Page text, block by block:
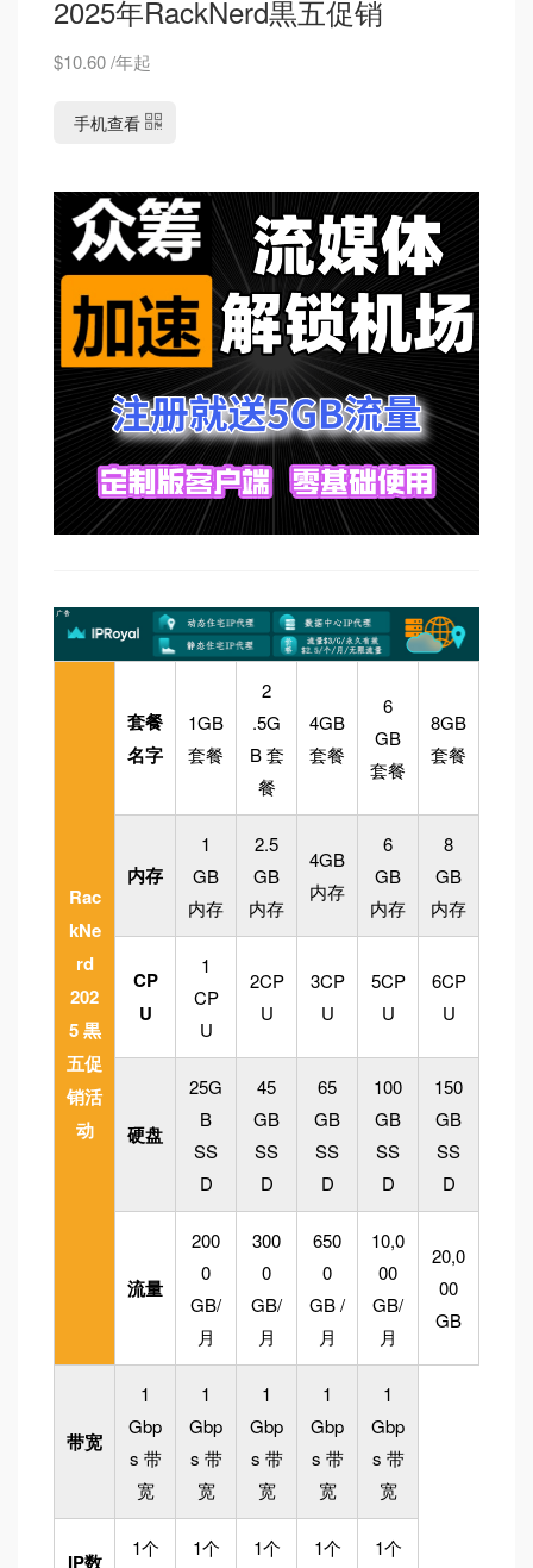
2025年RackNerd黒五促销
$10.60 /年起
手机查看
Rac
kNe
rd
202
5 黒
五促
销活
动
套餐
名字
1GB
套餐
2
.5G
B 套
餐
4GB
套餐
6
GB
套餐
8GB
套餐
内存
1
GB
内存
2.5
GB
内存
4GB
内存
6
GB
内存
8
GB
内存
CP
U
1
CP
U
2CP
U
3CP
U
5CP
U
6CP
U
硬盘
25G
B
SS
D
45
GB
SS
D
65
GB
SS
D
100
GB
SS
D
150
GB
SS
D
流量
200
0
GB/
月
300
0
GB/
月
650
0
GB /
月
10,0
00
GB/
月
20,0
00
GB
带宽
1
Gbp
s 带
宽
1
Gbp
s 带
宽
1
Gbp
s 带
宽
1
Gbp
s 带
宽
1
Gbp
s 带
宽
IP数
1个
1个
1个
1个
1个